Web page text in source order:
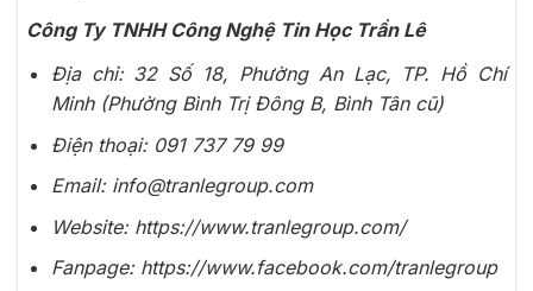
Công Ty TNHH Công Nghệ Tin Học Trần Lê
Địa chỉ: 32 Số 18, Phường An Lạc, TP. Hồ Chí
Minh (Phường Bình Trị Đông B, Bình Tân cũ)
Điện thoại: 091 737 79 99
Email: info@tranlegroup.com
Website: https://www.tranlegroup.com/
Fanpage: https://www.facebook.com/tranlegroup